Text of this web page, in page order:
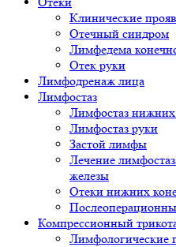
Клинические
Отечный синдром
Лимфедема
Отек руки
Лимфодренаж лица
Лимфостаз
Лимфостаз нижних
Лимфостаз руки
Застой лимфы
Лечение
железы
Отеки нижних
Компрессионный
Лимфологические